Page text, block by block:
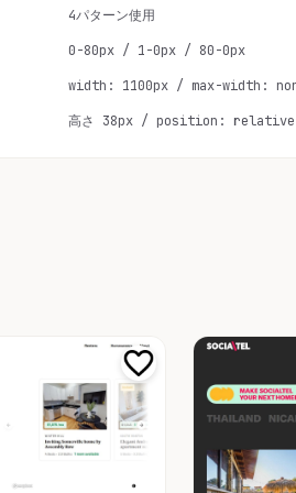
4パターン使用
0-80px / 1-0px / 80-0px
width: 1100px / max-width:
高さ 38px / position: relative